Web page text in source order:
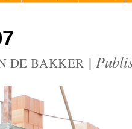
DE BAKKER |